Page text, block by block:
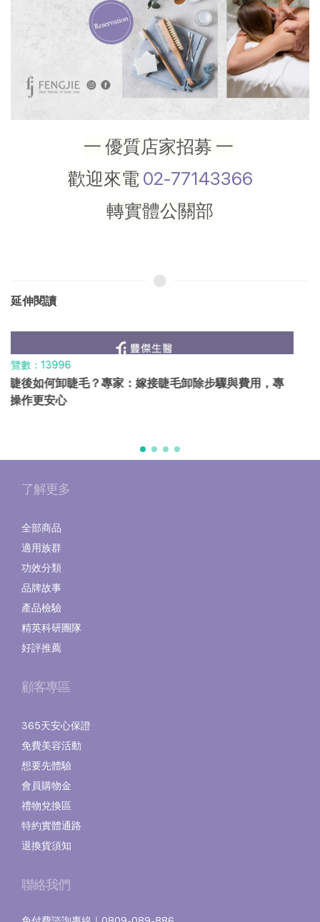
一 優質店家招募 一
歡迎來電 02-77143366
轉實體公關部
延伸閱讀
瀏覽數：6542
臉部撥筋是什麼？5大緊緻輪廓好處、費用比較，附居家
撥筋技巧
了解更多
全部商品
適用族群
功效分類
品牌故事
產品檢驗
精英科研團隊
好評推薦
顧客專區
365天安心保證
免費美容活動
想要先體驗
會員購物金
禮物兌換區
特約實體通路
退換貨須知
聯絡我們